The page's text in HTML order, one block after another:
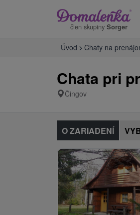
člen skupiny Sorger
Úvod Chaty na
Chata pri
Čingov
O ZARIADENÍ